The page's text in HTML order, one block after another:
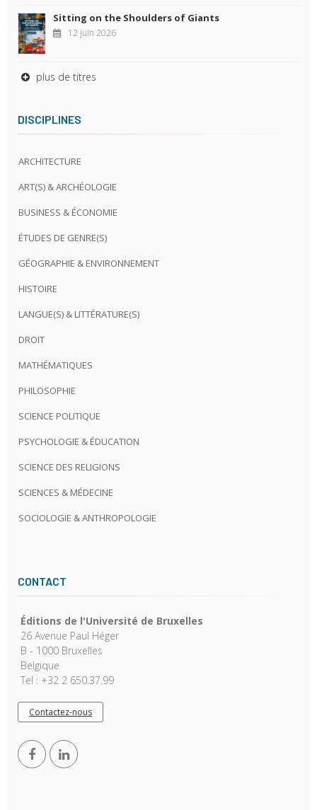
Sitting on the Shoulders of Giants
12 juin 2026
plus de titres
DISCIPLINES
ARCHITECTURE
ART(S) & ARCHÉOLOGIE
BUSINESS & ÉCONOMIE
ÉTUDES DE GENRE(S)
GÉOGRAPHIE & ENVIRONNEMENT
HISTOIRE
LANGUE(S) & LITTÉRATURE(S)
DROIT
MATHÉMATIQUES
PHILOSOPHIE
SCIENCE POLITIQUE
PSYCHOLOGIE & ÉDUCATION
SCIENCE DES RELIGIONS
SCIENCES & MÉDECINE
SOCIOLOGIE & ANTHROPOLOGIE
CONTACT
Éditions de l'Université de Bruxelles
26 Avenue Paul Héger
B - 1000 Bruxelles
Belgique
Tel : +32 2 650.37.99
Contactez-nous